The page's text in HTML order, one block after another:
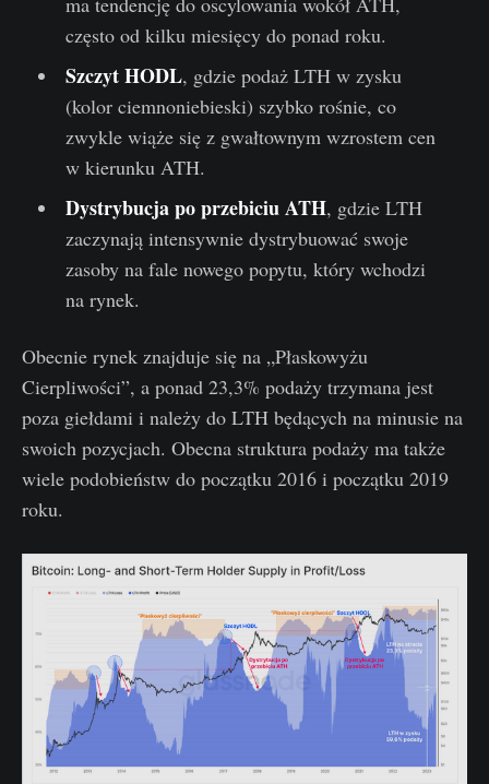
często od kilku miesięcy do ponad roku.
Szczyt HODL, gdzie podaż LTH w zysku
(kolor ciemnoniebieski) szybko rośnie, co
zwykle wiąże się z gwałtownym wzrostem cen
w kierunku ATH.
Dystrybucja po przebiciu ATH, gdzie LTH
zaczynają intensywnie dystrybuować swoje
zasoby na fale nowego popytu, który wchodzi
na rynek.
Obecnie rynek znajduje się na „Płaskowyżu
Cierpliwości”, a ponad 23,3% podaży trzymana jest
poza giełdami i należy do LTH będących na minusie na
swoich pozycjach. Obecna struktura podaży ma także
wiele podobieństw do początku 2016 i początku 2019
roku.